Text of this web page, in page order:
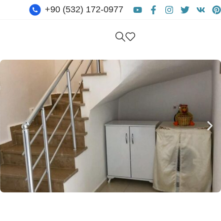
+90 (532) 172-0977